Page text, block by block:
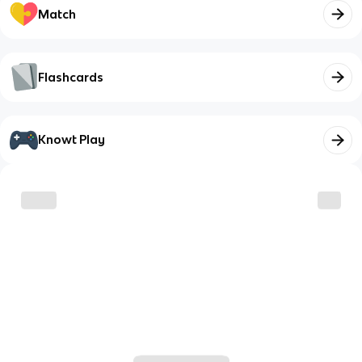
Match
Flashcards
Knowt Play